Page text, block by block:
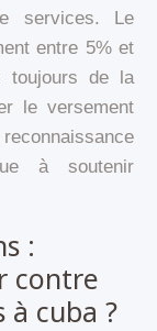
services. Le
entre 5% et
toujours de la
le versement
à soutenir
:
contre
à cuba ?